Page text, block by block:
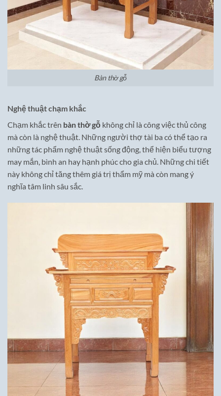
Bàn thờ gỗ
Nghệ thuật chạm khắc
Chạm khắc trên bàn thờ gỗ không chỉ là công việc thủ công
mà còn là nghệ thuật. Những người thợ tài ba có thể tạo ra
những tác phẩm nghệ thuật sống động, thể hiện biểu tượng
may mắn, bình an hay hạnh phúc cho gia chủ. Những chi tiết
này không chỉ tăng thêm giá trị thẩm mỹ mà còn mang ý
nghĩa tâm linh sâu sắc.